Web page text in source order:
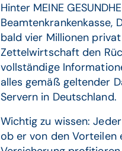
Hinter MEINE
Beamtenkrankenkasse,
bald vier Millionen
Zettelwirtschaft den
vollständige
alles gemäß geltender
Servern in Deutschland.
Wichtig zu wissen:
ob er von den Vorteilen